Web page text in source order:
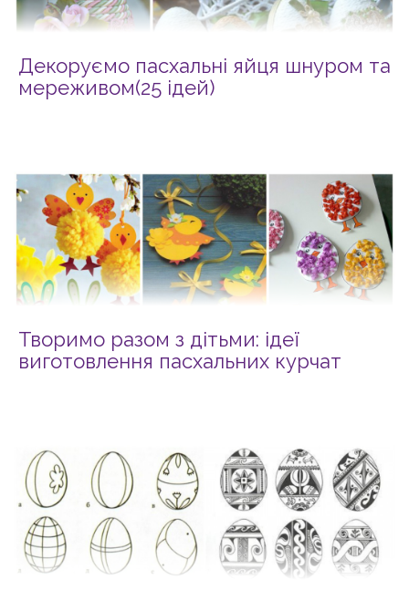
Декоруємо пасхальні яйця шнуром та
мереживом(25 ідей)
Творимо разом з дітьми: ідеї
виготовлення пасхальних курчат